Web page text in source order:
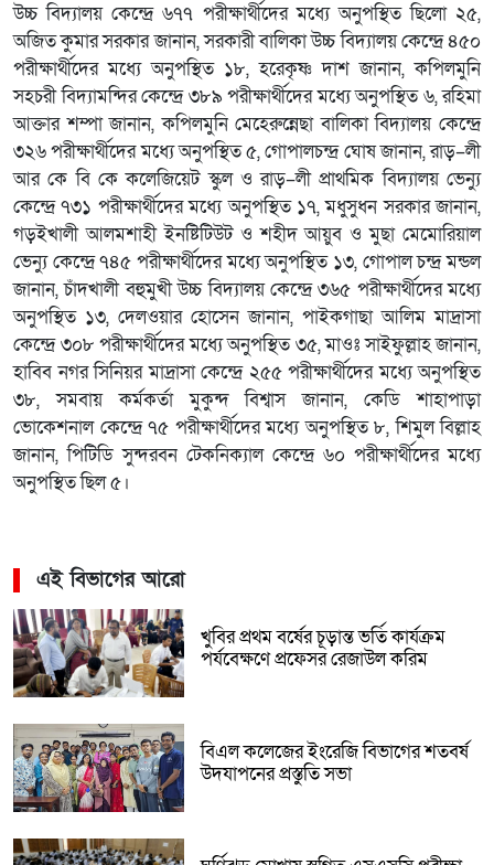
উচ্চ বিদ্যালয় কেন্দ্রে ৬৭৭ পরীক্ষার্থীদের মধ্যে অনুপস্থিত ছিলো ২৫,
অজিত কুমার সরকার জানান, সরকারী বালিকা উচ্চ বিদ্যালয় কেন্দ্রে ৪৫০
পরীক্ষার্থীদের মধ্যে অনুপস্থিত ১৮, হরেকৃষ্ণ দাশ জানান, কপিলমুনি
সহচরী বিদ্যামন্দির কেন্দ্রে ৩৮৯ পরীক্ষার্থীদের মধ্যে অনুপস্থিত ৬, রহিমা
আক্তার শম্পা জানান, কপিলমুনি মেহেরুন্নেছা বালিকা বিদ্যালয় কেন্দ্রে
৩২৬ পরীক্ষার্থীদের মধ্যে অনুপস্থিত ৫, গোপালচন্দ্র ঘোষ জানান, রাড়–লী
আর কে বি কে কলেজিয়েট স্কুল ও রাড়–লী প্রাথমিক বিদ্যালয় ভেন্যু
কেন্দ্রে ৭৩১ পরীক্ষার্থীদের মধ্যে অনুপস্থিত ১৭, মধুসুধন সরকার জানান,
গড়ইখালী আলমশাহী ইনষ্টিটিউট ও শহীদ আয়ুব ও মুছা মেমোরিয়াল
ভেন্যু কেন্দ্রে ৭৪৫ পরীক্ষার্থীদের মধ্যে অনুপস্থিত ১৩, গোপাল চন্দ্র মন্ডল
জানান, চাঁদখালী বহুমুখী উচ্চ বিদ্যালয় কেন্দ্রে ৩৬৫ পরীক্ষার্থীদের মধ্যে
অনুপস্থিত ১৩, দেলওয়ার হোসেন জানান, পাইকগাছা আলিম মাদ্রাসা
কেন্দ্রে ৩০৮ পরীক্ষার্থীদের মধ্যে অনুপস্থিত ৩৫, মাওঃ সাইফুল্লাহ জানান,
হাবিব নগর সিনিয়র মাদ্রাসা কেন্দ্রে ২৫৫ পরীক্ষার্থীদের মধ্যে অনুপস্থিত
৩৮, সমবায় কর্মকর্তা মুকুন্দ বিশ্বাস জানান, কেডি শাহাপাড়া
ভোকেশনাল কেন্দ্রে ৭৫ পরীক্ষার্থীদের মধ্যে অনুপস্থিত ৮, শিমুল বিল্লাহ
জানান, পিটিডি সুন্দরবন টেকনিক্যাল কেন্দ্রে ৬০ পরীক্ষার্থীদের মধ্যে
অনুপস্থিত ছিল ৫।
এই বিভাগের আরো
খুবির প্রথম বর্ষের চূড়ান্ত ভর্তি কার্যক্রম
পর্যবেক্ষণে প্রফেসর রেজাউল করিম
বিএল কলেজের ইংরেজি বিভাগের শতবর্ষ
উদযাপনের প্রস্তুতি সভা